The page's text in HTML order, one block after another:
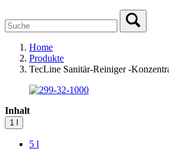
Home
Produkte
TecLine Sanitär-Reiniger -
Inhalt
5 l